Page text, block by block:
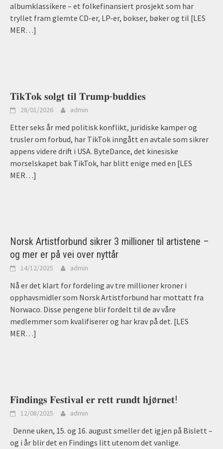
albumklassikere – et folkefinansiert prosjekt som har
tryllet fram glemte CD-er, LP-er, bokser, bøker og til [LES
MER…]
𝐓𝐢𝐤𝐓𝐨𝐤 𝐬𝐨𝐥𝐠𝐭 𝐭𝐢𝐥 𝐓𝐫𝐮𝐦𝐩-𝐛𝐮𝐝𝐝𝐢𝐞𝐬
28/01/2026 admin
Etter seks år med politisk konflikt, juridiske kamper og
trusler om forbud, har TikTok inngått en avtale som sikrer
appens videre drift i USA. ByteDance, det kinesiske
morselskapet bak TikTok, har blitt enige med en [LES
MER…]
Norsk Artistforbund sikrer 3 millioner til artistene –
og mer er på vei over nyttår
14/12/2025 admin
Nå er det klart for fordeling av tre millioner kroner i
opphavsmidler som Norsk Artistforbund har mottatt fra
Norwaco. Disse pengene blir fordelt til de av våre
medlemmer som kvalifiserer og har krav på det. [LES
MER…]
𝐅𝐢𝐧𝐝𝐢𝐧𝐠𝐬 𝐅𝐞𝐬𝐭𝐢𝐯𝐚𝐥 𝐞𝐫 𝐫𝐞𝐭𝐭 𝐫𝐮𝐧𝐝𝐭 𝐡𝐣ø𝐫𝐧𝐞𝐭!
12/08/2025 admin
Denne uken, 15. og 16. august smeller det igjen på Bislett –
og i år blir det en Findings litt utenom det vanlige.